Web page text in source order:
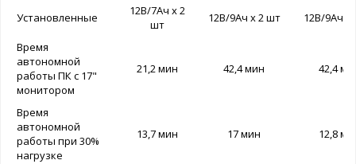
Установленные
12В/7Ач х 2
шт
12В/9Ач х 2 шт 12В/9Ач х
Время
автономной
работы ПК с 17"
монитором
21,2 мин 42,4 мин 42,4
Время
автономной
работы при 30%
нагрузке
13,7 мин 17 мин 12,8